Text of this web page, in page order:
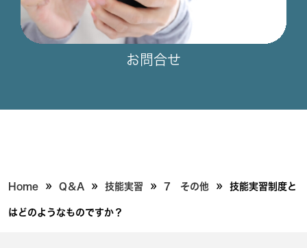
お問合せ
Home » Q＆A » 技能実習 » 7 その他 » 技能実習制度と
はどのようなものですか？